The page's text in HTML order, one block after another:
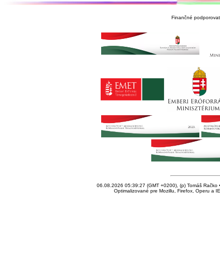
Finančné
06.08.2026 05:39:27 (GMT +0200), (p) Tomáš Račko
Optimalizované pre Mozillu, Firefox, Operu a